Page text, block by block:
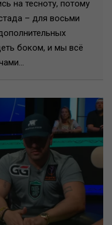
на тесноту, потому
– для восьми
боком, и мы всё